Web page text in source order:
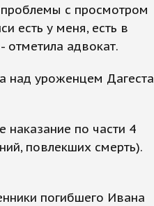
проблемы с просмотром
есть у меня, есть в
отметила адвокат.
над уроженцем
наказание по части 4
повлекших смерть).
погибшего Ивана